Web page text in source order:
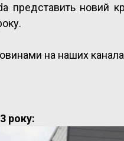
представить новий
на наших
року: